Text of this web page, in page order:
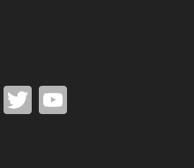
TumblrTwitter